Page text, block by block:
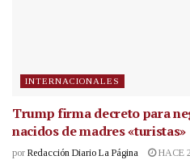
INTERNACIONALES
Trump firma decreto para
nacidos de madres «turistas»
por Redacción Diario La Página HACE